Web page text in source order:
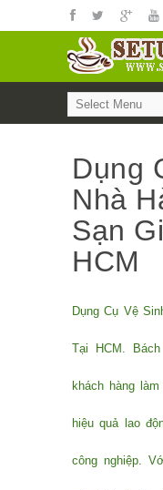
Dụng
Nhà
Sạn
HCM
Dụng Cụ Vệ
Tại HCM.
khách hàng
hiệu quả lao
công nghiệp.